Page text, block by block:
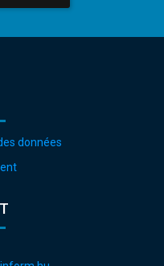
données